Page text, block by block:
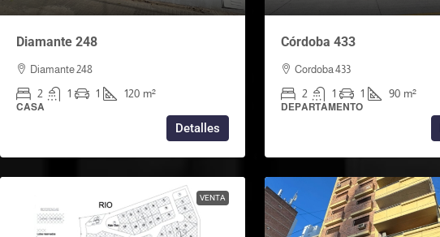
Diamante 248
Diamante 248
2 1 1 120 m²
CASA
Detalles
Córdoba 433
Cordoba 433
2 1 1 90 m²
DEPARTAMENTO
VENTA